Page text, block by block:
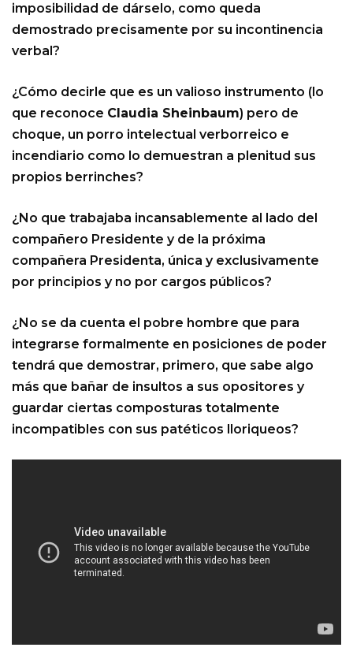
imposibilidad de dárselo, como queda
demostrado precisamente por su incontinencia
verbal?
¿Cómo decirle que es un valioso instrumento (lo
que reconoce Claudia Sheinbaum) pero de
choque, un porro intelectual verborreico e
incendiario como lo demuestran a plenitud sus
propios berrinches?
¿No que trabajaba incansablemente al lado del
compañero Presidente y de la próxima
compañera Presidenta, única y exclusivamente
por principios y no por cargos públicos?
¿No se da cuenta el pobre hombre que para
integrarse formalmente en posiciones de poder
tendrá que demostrar, primero, que sabe algo
más que bañar de insultos a sus opositores y
guardar ciertas composturas totalmente
incompatibles con sus patéticos lloriqueos?